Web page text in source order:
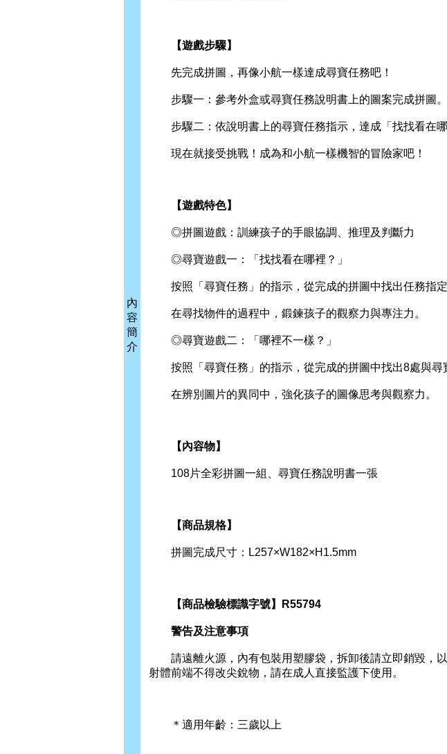
內
容
簡
介
【遊戲步驟】
先完成拼圖，再像小航一樣達成尋寶任務吧！
步驟一：參考外盒或尋寶任務說明書上的圖案完成拼圖。
步驟二：依說明書上的尋寶任務指示，達成「找找看在哪
現在就接受挑戰！成為和小航一樣機智的冒險家吧！
【遊戲特色】
◎拼圖遊戲：訓練孩子的手眼協調、推理及判斷力
◎尋寶遊戲一：「找找看在哪裡？」
按照「尋寶任務」的指示，從完成的拼圖中找出任務指定
在尋找物件的過程中，鍛鍊孩子的觀察力與專注力。
◎尋寶遊戲二：「哪裡不一樣？」
按照「尋寶任務」的指示，從完成的拼圖中找出8處與尋
在辨別圖片的異同中，強化孩子的圖像思考與觀察力。
【內容物】
108片全彩拼圖一組、尋寶任務說明書一張
【商品規格】
拼圖完成尺寸：L257×W182×H1.5mm
【商品檢驗標識字號】R55794
警告及注意事項
請遠離火源，內有包裝用塑膠袋，拆卸後請立即銷毀，以
射體前端不得改尖銳物，請在成人直接監護下使用。
＊適用年齡：三歲以上